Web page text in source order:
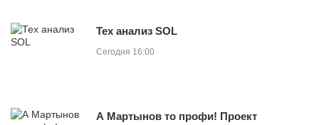
Тех анализ SOL
Сегодня 16:00
А Мартынов то профи! Проект